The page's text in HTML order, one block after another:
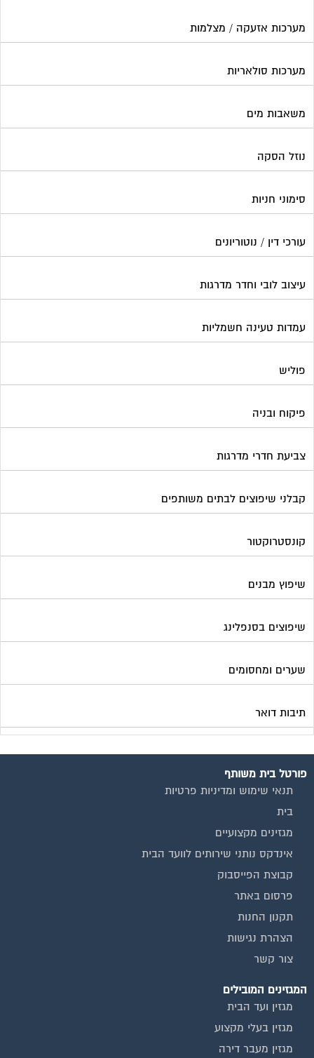
מערכות אזעקה / מצלמות
מערכות סולאריות
משאבות מים
נוזל הסקה
סימוני חניות
עורכי דין / נוטוריונים
עיצוב לובי וחדר מדרגות
עמדות טעינה חשמליות
פוליש
פיקוח ובניה
צביעת חדרי מדרגות
קבלני שיפוצים לבתים משותפים
קונסטרוקטור
שיפוץ מבנים
שיפוצים בסנפלינג
שערים ומחסומים
תיבות דואר
פורטל בית משותף
תנאי שימוש ומדיניות פרטיות
בית
מגזינים מקצועיים
אינדקס נותני שירותים לוועד הבית
קבוצת הפייסבוק
פרסום באתר
תקנון החנות
הצהרת נגישות
צור קשר
המגזינים המובילים
מגזין ועד הבית
מגזין בעלי מקצוע
מגזין מעבר דירה